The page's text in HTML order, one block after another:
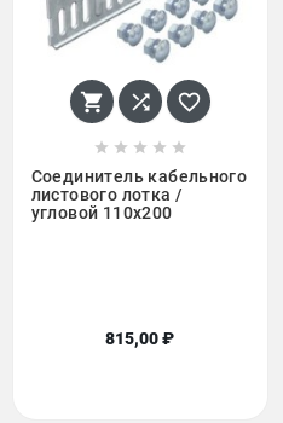
  
    
Соединитель кабельного
листового лотка /
угловой 110x200
815,00 ₽